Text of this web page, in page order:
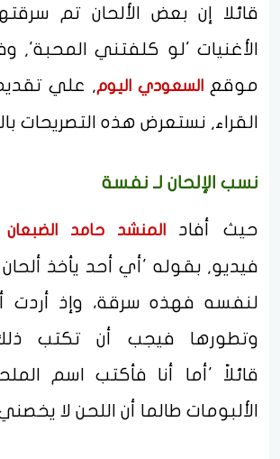
قائلا إن بعض الألحان تم
الأغنيات 'لو كلفتني المحبة',
موقعالسعودي اليوم, علي
القراء, نستعرض هذه التصريحات
نسب الإلحان لـ نفسة
حيث أفادالمنشد حامد الضبعان
فيديو, بقوله 'أي أحد يأخذ
لنفسه فهذه سرقة، وإذ أردت
وتطورها فيجب أن تكتب
قائلاً 'أما أنا فأكتب اسم
الألبومات طالما أن اللحن لا